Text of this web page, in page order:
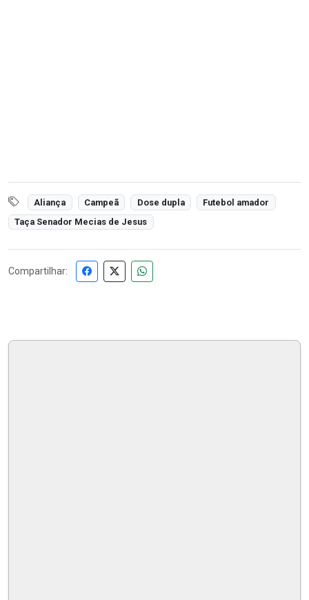
Aliança Campeã Dose dupla
Futebol amador
Taça Senador Mecias de Jesus
Compartilhar: